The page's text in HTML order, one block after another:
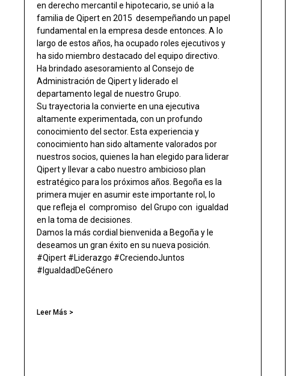
en derecho mercantil e hipotecario, se unió a la
familia de Qipert en 2015 desempeñando un papel
fundamental en la empresa desde entonces. A lo
largo de estos años, ha ocupado roles ejecutivos y
ha sido miembro destacado del equipo directivo.
Ha brindado asesoramiento al Consejo de
Administración de Qipert y liderado el
departamento legal de nuestro Grupo.
Su trayectoria la convierte en una ejecutiva
altamente experimentada, con un profundo
conocimiento del sector. Esta experiencia y
conocimiento han sido altamente valorados por
nuestros socios, quienes la han elegido para liderar
Qipert y llevar a cabo nuestro ambicioso plan
estratégico para los próximos años. Begoña es la
primera mujer en asumir este importante rol, lo
que refleja el compromiso del Grupo con igualdad
en la toma de decisiones.
Damos la más cordial bienvenida a Begoña y le
deseamos un gran éxito en su nueva posición.
#Qipert #Liderazgo #CreciendoJuntos
#IgualdadDeGénero
Leer Más >